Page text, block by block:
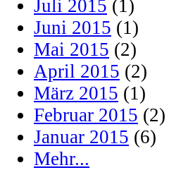
Juli 2015 (1)
Juni 2015 (1)
Mai 2015 (2)
April 2015 (2)
März 2015 (1)
Februar 2015 (2)
Januar 2015 (6)
Mehr...